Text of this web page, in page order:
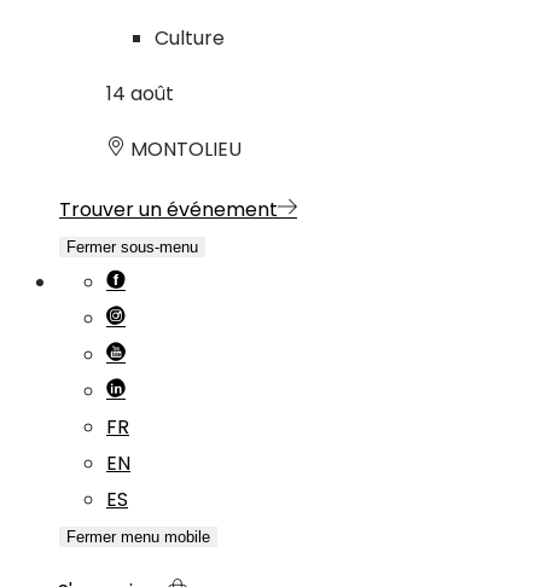
Culture
14 août
MONTOLIEU
Trouver un événement
Fermer sous-menu
FR
EN
ES
Fermer menu mobile